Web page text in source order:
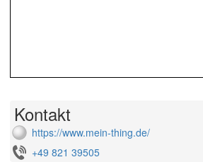
Kontakt
https://www.mein-thing.de/
+49 821 39505